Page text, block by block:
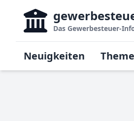
Das Gewerbesteuer-
Neuigkeiten